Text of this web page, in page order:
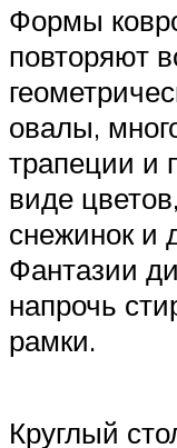
Формы
повторяют
овалы,
трапеции и
виде
снежинок и
Фантазии
напрочь
рамки.
Круглый